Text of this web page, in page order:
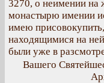
3270, о неимении на
монастырю имении
имею
находящимися на
были уже в
Вашего